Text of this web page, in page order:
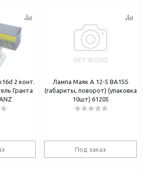
2 конт.
Гранта
Лампа Маяк А 12-5 ВА15S
(габариты, поворот) (упаковка
10шт) 61205
Под заказ